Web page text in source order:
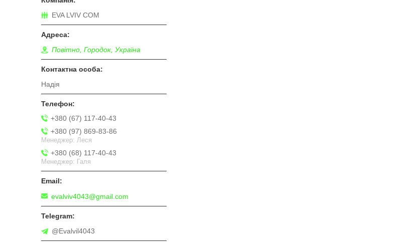
EVA LVIV COM
Повітно, Городок, Україна
Надія
+380 (67) 117-40-43
+380 (97) 869-83-86
Менеджер: Леся
+380 (68) 117-40-43
Менеджер: Галя
evalviv4043@gmail.com
@Evalvil4043